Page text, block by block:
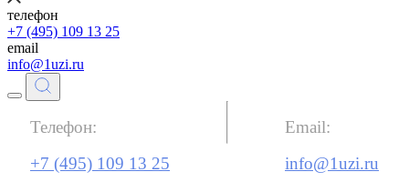
телефон
+7 (495) 109 13 25
email
info@1uzi.ru
Телефон:
+7 (495) 109 13 25
Email:
info@1uzi.ru